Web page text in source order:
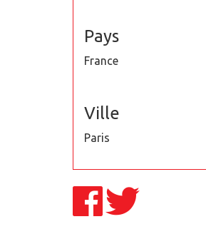
Pays
France
Ville
Paris